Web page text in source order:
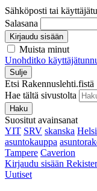
Sähköposti tai
Salasana
Kirjaudu sisään
Muista minut
Unohditko
Sulje
Etsi Rakennuslehti.fistä
Hae tältä sivustolta
Haku
Suositut avainsanat
YIT SRV skanska
asuntokauppa
Tampere Caverion
Kirjaudu sisään
Uutiset